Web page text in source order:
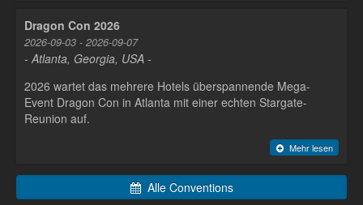
Dragon Con 2026
2026-09-03 - 2026-09-07
- Atlanta, Georgia, USA -
2026 wartet das mehrere Hotels überspannende Mega-
Event Dragon Con in Atlanta mit einer echten Stargate-
Reunion auf.
Mehr lesen
Alle Conventions